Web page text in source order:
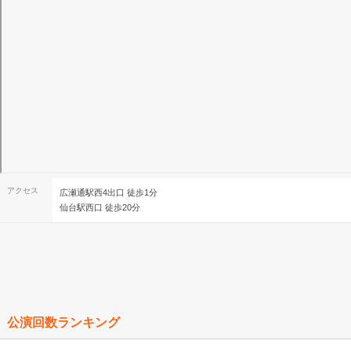
アクセス
広瀬通駅西4出口 徒歩1分
仙台駅西口 徒歩20分
公演回数ランキング